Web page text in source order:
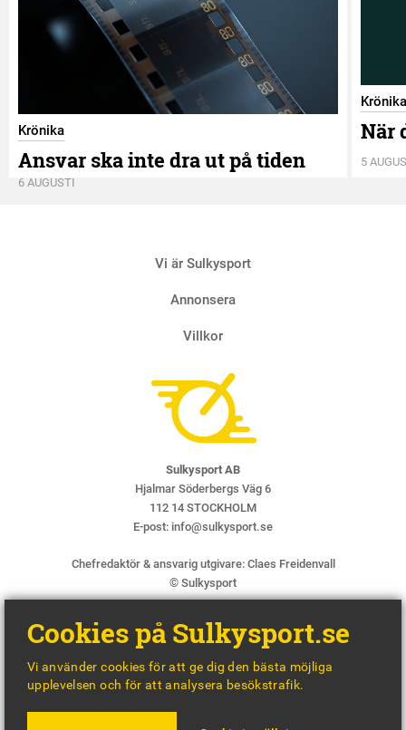
Krönika
Ansvar ska inte dra ut på tiden
6 AUGUSTI
Krönika
När
5
Vi är Sulkysport
Annonsera
Villkor
Sulkysport AB
Hjalmar Söderbergs Väg 6
112 14 STOCKHOLM
E-post: info@sulkysport.se
Chefredaktör & ansvarig utgivare: Claes Freidenvall
© Sulkysport
BY
Cookies på Sulkysport.se
Vi använder cookies för att ge dig den bästa möjliga
upplevelsen och för att analysera besökstrafik.